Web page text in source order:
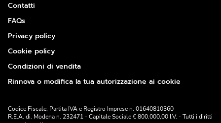
Contatti
FAQs
Privacy policy
Cookie policy
Condizioni di vendita
Rinnova o modifica la tua autorizzazione ai cookie
Codice Fiscale, Partita IVA e Registro Imprese n. 01640810360
R.E.A. di. Modena n. 232471 - Capitale Sociale € 800.000,00 I.V. - Tutti i diritti